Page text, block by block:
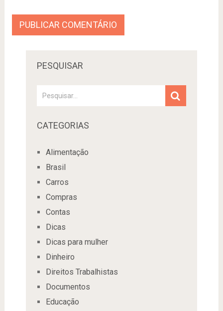
PESQUISAR
CATEGORIAS
Alimentação
Brasil
Carros
Compras
Contas
Dicas
Dicas para mulher
Dinheiro
Direitos Trabalhistas
Documentos
Educação